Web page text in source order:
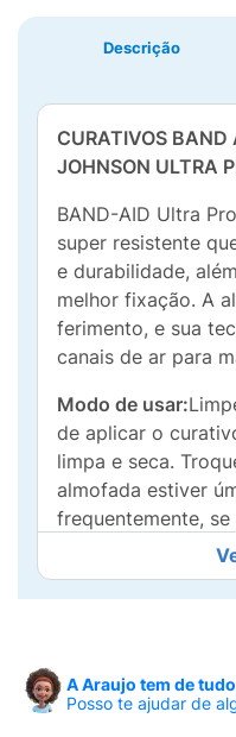
Descrição
CURATIVOS BAND
JOHNSON ULTRA
BAND-AID Ultra
super resistente
e durabilidade,
melhor fixação. A
ferimento, e sua
canais de ar para
Modo de usar:
de aplicar o
limpa e seca.
almofada estiver
frequentemente, se
cortes. Para toda
A Araujo tem de
Posso te ajudar de